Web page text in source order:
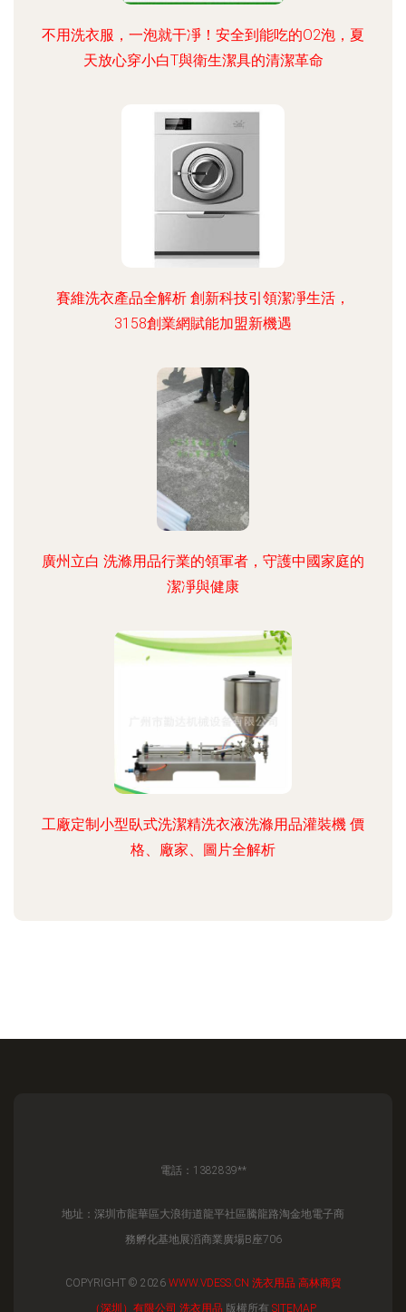
不用洗衣服，一泡就干凈！安全到能吃的O2泡，夏
天放心穿小白T與衛生潔具的清潔革命
賽維洗衣產品全解析 創新科技引領潔凈生活，
3158創業網賦能加盟新機遇
廣州立白 洗滌用品行業的領軍者，守護中國家庭的
潔凈與健康
工廠定制小型臥式洗潔精洗衣液洗滌用品灌裝機 價
格、廠家、圖片全解析
電話：1382839**
地址：深圳市龍華區大浪街道龍平社區騰龍路淘金地電子商
務孵化基地展滔商業廣場B座706
COPYRIGHT © 2026 WWW.VDESS.CN 洗衣用品 高林商貿
（深圳）有限公司 洗衣用品 版權所有 SITEMAP